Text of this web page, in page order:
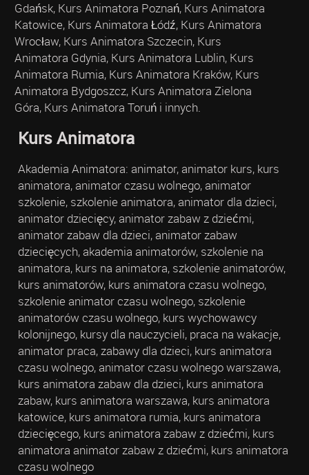
Gdańsk, Kurs Animatora Poznań, Kurs Animatora
Katowice, Kurs Animatora Łódź, Kurs Animatora
Wrocław, Kurs Animatora Szczecin, Kurs
Animatora Gdynia, Kurs Animatora Lublin, Kurs
Animatora Rumia, Kurs Animatora Kraków, Kurs
Animatora Bydgoszcz, Kurs Animatora Zielona
Góra, Kurs Animatora Toruń i innych.
Kurs Animatora
Akademia Animatora: animator, animator kurs, kurs
animatora, animator czasu wolnego, animator
szkolenie, szkolenie animatora, animator dla dzieci,
animator dziecięcy, animator zabaw z dziećmi,
animator zabaw dla dzieci, animator zabaw
dziecięcych, akademia animatorów, szkolenie na
animatora, kurs na animatora, szkolenie animatorów,
kurs animatorów, kurs animatora czasu wolnego,
szkolenie animator czasu wolnego, szkolenie
animatorów czasu wolnego, kurs wychowawcy
kolonijnego, kursy dla nauczycieli, praca na wakacje,
animator praca, zabawy dla dzieci, kurs animatora
czasu wolnego, animator czasu wolnego warszawa,
kurs animatora zabaw dla dzieci, kurs animatora
zabaw, kurs animatora warszawa, kurs animatora
katowice, kurs animatora rumia, kurs animatora
dziecięcego, kurs animatora zabaw z dziećmi, kurs
animatora animator zabaw z dziećmi, kurs animatora
czasu wolnego